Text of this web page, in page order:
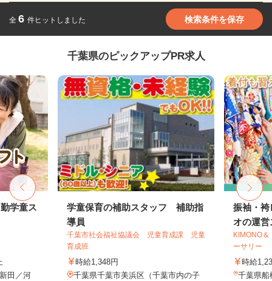
全 6 件ヒットしました 検索条件を保存
千葉県のピックアップPR求人
学童ス
田／河
学童保育の補助スタッフ 補助指
導員
千葉市社会福祉協議会 児童育成課 児童
育成班
時給1,348円
千葉県千葉市美浜区（千葉市内の子
振袖・袴
オの運営
KIMONO
ーサリー
時給
千葉県船